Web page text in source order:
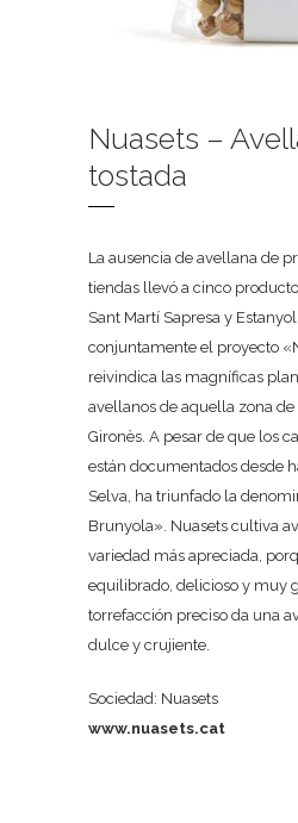
Nuasets –
tostada
La ausencia de avellana de
tiendas llevó a cinco
Sant Martí Sapresa y
conjuntamente el proyecto
reivindica las magníficas
avellanos de aquella zona de
Gironès. A pesar de que los
están documentados desde
Selva, ha triunfado la
Brunyola». Nuasets cultiva
variedad más apreciada,
equilibrado, delicioso y muy
torrefacción preciso da una
dulce y crujiente.
Sociedad: Nuasets
www.nuasets.cat